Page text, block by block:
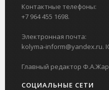
Контактные телефоны:
+7 964 455 1698.
Электронная почта:
kolyma-inform@yandex.ru.
Главный редактор
СОЦИАЛЬНЫЕ СЕТИ